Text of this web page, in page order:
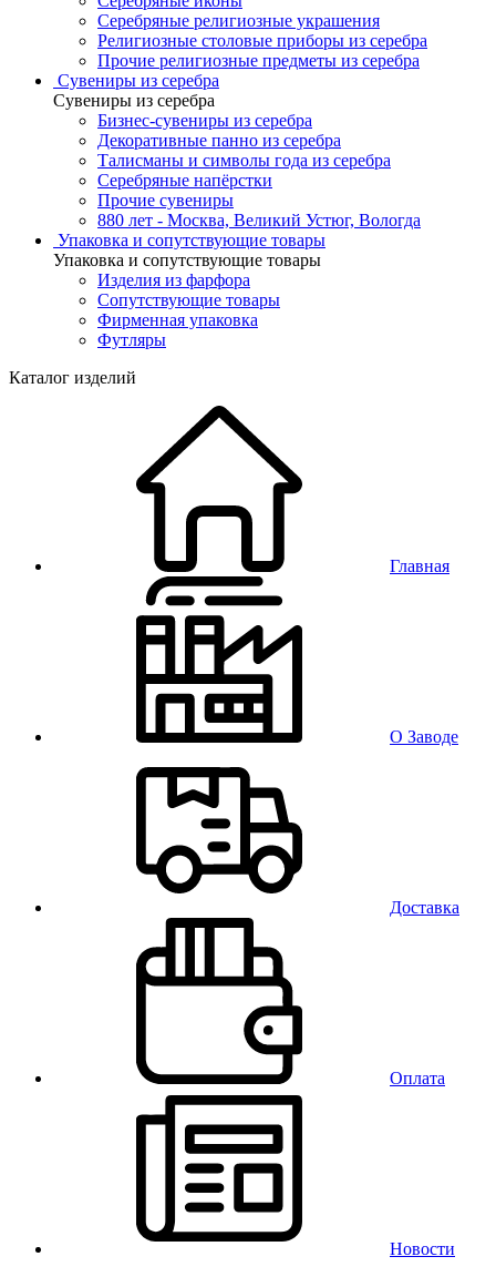
Серебряные религиозные украшения
Религиозные столовые приборы из серебра
Прочие религиозные предметы из серебра
Сувениры из серебра
Сувениры из серебра
Бизнес-сувениры из серебра
Декоративные панно из серебра
Талисманы и символы года из серебра
Серебряные напёрстки
Прочие сувениры
880 лет - Москва, Великий Устюг, Вологда
Упаковка и сопутствующие товары
Упаковка и сопутствующие товары
Изделия из фарфора
Сопутствующие товары
Фирменная упаковка
Футляры
Каталог изделий
Главная
О Заводе
Доставка
Оплата
Новости